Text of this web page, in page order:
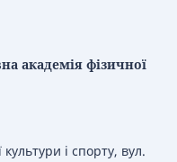
академія фізичної
і спорту, вул.